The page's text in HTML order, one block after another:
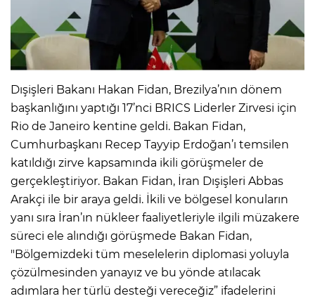
Dışişleri Bakanı Hakan Fidan, Brezilya’nın dönem
başkanlığını yaptığı 17’nci BRICS Liderler Zirvesi için
Rio de Janeiro kentine geldi. Bakan Fidan,
Cumhurbaşkanı Recep Tayyip Erdoğan’ı temsilen
katıldığı zirve kapsamında ikili görüşmeler de
gerçekleştiriyor. Bakan Fidan, İran Dışişleri Abbas
Arakçi ile bir araya geldi. İkili ve bölgesel konuların
yanı sıra İran’ın nükleer faaliyetleriyle ilgili müzakere
süreci ele alındığı görüşmede Bakan Fidan,
"Bölgemizdeki tüm meselelerin diplomasi yoluyla
çözülmesinden yanayız ve bu yönde atılacak
adımlara her türlü desteği vereceğiz” ifadelerini